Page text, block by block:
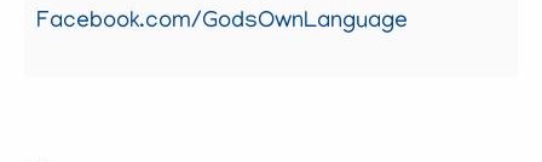
Facebook.com/GodsOwnLanguage